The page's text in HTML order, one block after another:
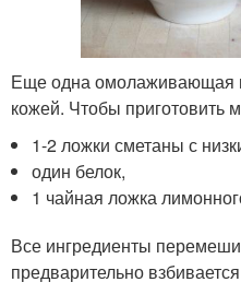
Еще одна омолаживающая
кожей. Чтобы приготовить
1-2 ложки сметаны с
один белок,
1 чайная ложка
Все ингредиенты
предварительно